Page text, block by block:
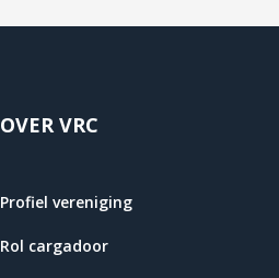
OVER VRC
Profiel vereniging
Rol cargadoor